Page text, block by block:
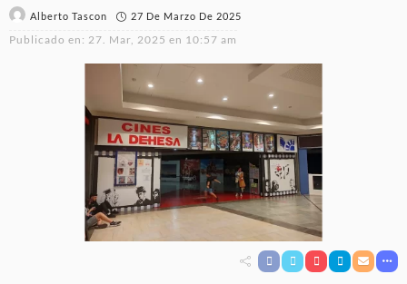
Alberto Tascon 27 De Marzo De 2025
Publicado en: 27. Mar, 2025 en 10:57 am